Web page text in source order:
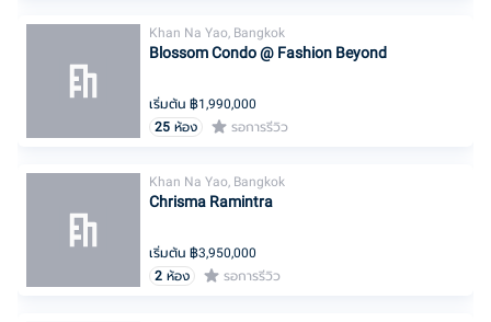
Khan Na Yao, Bangkok
Blossom Condo @ Fashion Beyond
เริ่มต้น ฿1,990,000
25 ห้อง รอการรีวิว
Khan Na Yao, Bangkok
Chrisma Ramintra
เริ่มต้น ฿3,950,000
2 ห้อง รอการรีวิว